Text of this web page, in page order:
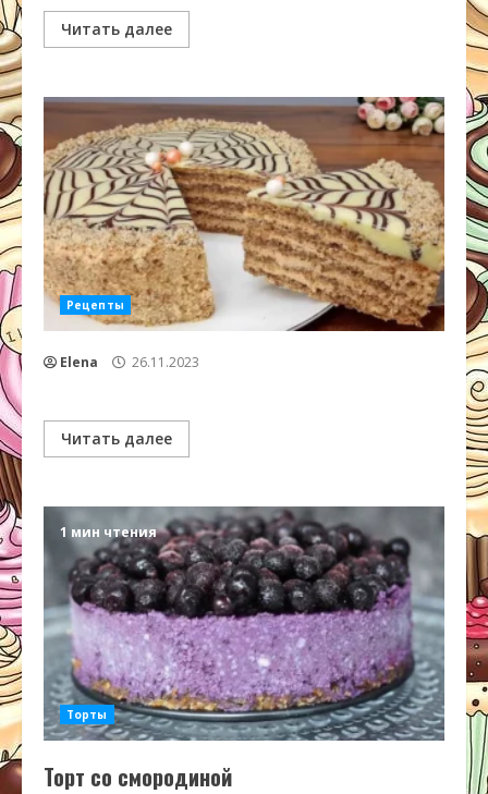
Читать далее
Рецепты
Elena 26.11.2023
Читать далее
1 мин чтения
Торты
Торт со смородиной